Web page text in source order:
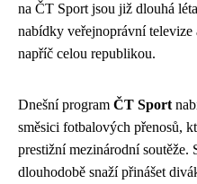
na ČT Sport jsou již dlouhá
nabídky veřejnoprávní televize
napříč celou republikou.
Dnešní program ČT Sport
směsici fotbalových přenosů,
prestižní mezinárodní soutěže.
dlouhodobě snaží přinášet